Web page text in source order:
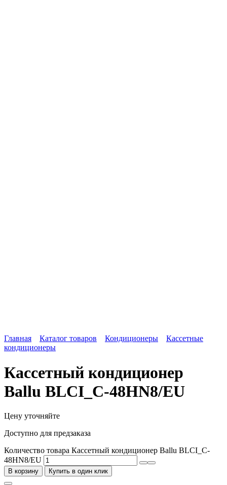
Главная Каталог товаров Кондиционеры
Кассетные
кондиционеры
Кассетный кондиционер
Ballu BLCI_C-48HN8/EU
Цену уточняйте
Доступно для предзаказа
Количество товара Кассетный кондиционер Ballu BLCI_C-
48HN8/EU
В корзину Купить в один клик